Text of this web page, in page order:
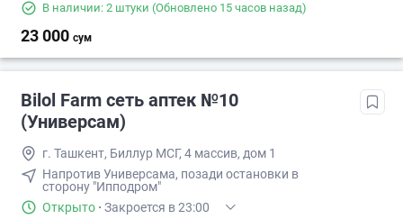
В наличии: 2 штуки (Обновлено 15 часов назад)
23 000 сум
Bilol Farm сеть аптек №10
(Универсам)
г. Ташкент, Биллур МСГ, 4 массив, дом 1
Напротив Универсама, позади остановки в
сторону "Ипподром"
Открыто · Закроется в 23:00